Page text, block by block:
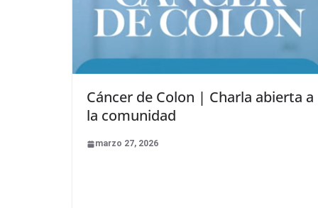
Cáncer de Colon | Charla abierta a
la comunidad
marzo 27, 2026